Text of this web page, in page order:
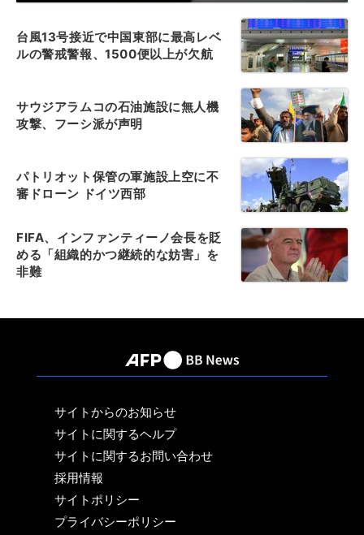
台風13号接近で中国東部に最高レベ
ルの警戒警報、1500便以上が欠航
サウジアラムコの石油施設に無人機
攻撃、フーシ派が声明
パトリオット保管の軍施設上空に不
審ドローン ドイツ西部
FIFA、インファンティーノ会長を貶
める「組織的かつ継続的な妨害」を
非難
サイトからのお知らせ
サイトに関するヘルプ
サイトに関するお問い合わせ
採用情報
サイトポリシー
プライバシーポリシー